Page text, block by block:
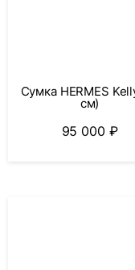
Сумка HERMES
см)
95 000 ₽